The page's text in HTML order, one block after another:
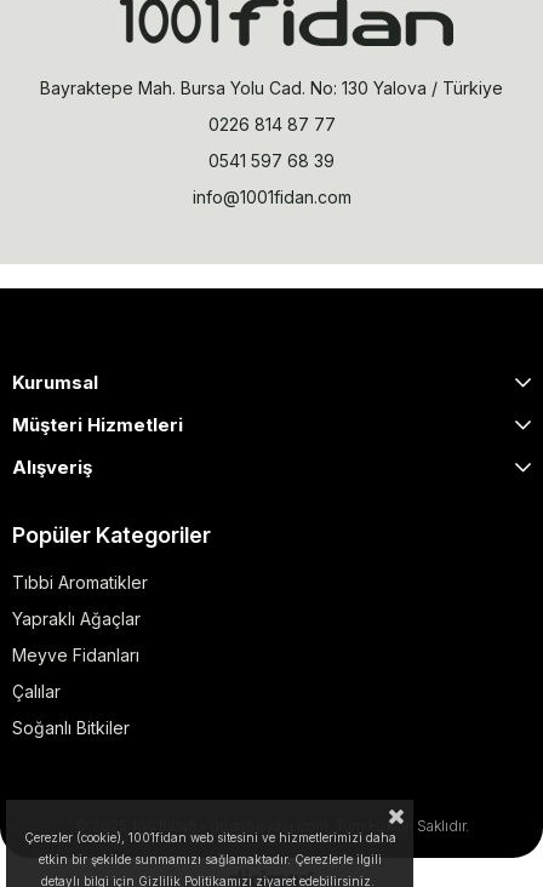
Bayraktepe Mah. Bursa Yolu Cad. No: 130 Yalova / Türkiye
0226 814 87 77
0541 597 68 39
info@1001fidan.com
Kurumsal
Müşteri Hizmetleri
Alışveriş
Popüler Kategoriler
Tıbbi Aromatikler
Yapraklı Ağaçlar
Meyve Fidanları
Çalılar
Soğanlı Bitkiler
© 2025 1001fidan - dogapeyzaj.com. Tüm Hakları Saklıdır.
Çerezler (cookie), 1001fidan web sitesini ve hizmetlerimizi daha
etkin bir şekilde sunmamızı sağlamaktadır. Çerezlerle ilgili
detaylı bilgi için Gizlilik Politikamızı ziyaret edebilirsiniz.